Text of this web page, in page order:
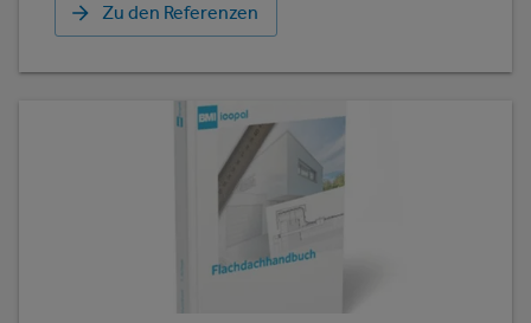
Zu den Referenzen